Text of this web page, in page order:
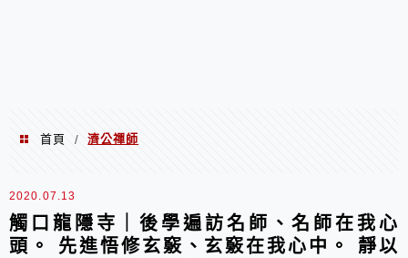
首頁 / 濟公禪師
濟公禪師
2020.07.13
觸口龍隱寺｜後學遍訪名師、名師在我心
頭。 先進悟修玄竅、玄竅在我心中。 靜以